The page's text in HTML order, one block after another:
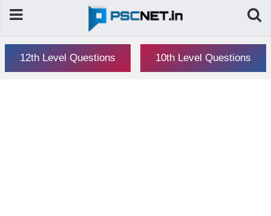
12th Level Questions 10th Level Questions